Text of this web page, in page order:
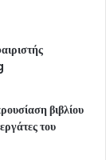
βιβλίου
του